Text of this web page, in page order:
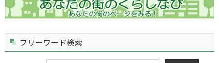
フリーワード検索